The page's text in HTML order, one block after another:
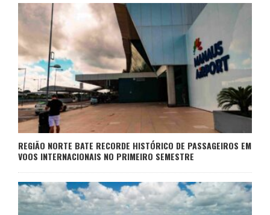
REGIÃO NORTE BATE RECORDE HISTÓRICO DE PASSAGEIROS EM
VOOS INTERNACIONAIS NO PRIMEIRO SEMESTRE